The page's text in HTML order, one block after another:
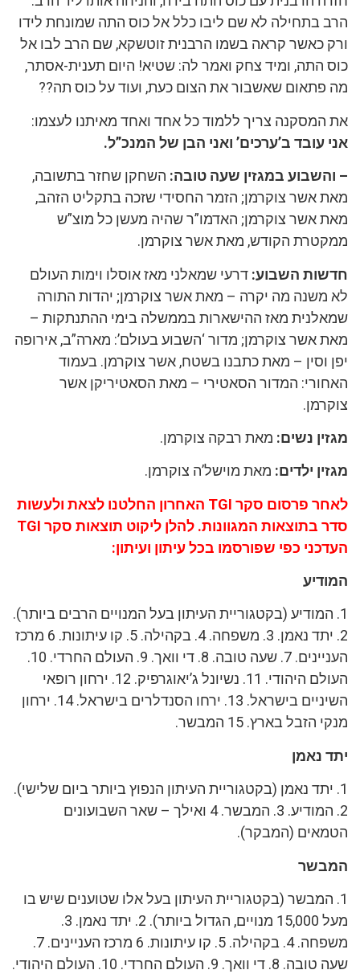
הרב בתחילה לא שם ליבו כלל אל כוס התה שמונחת לידו
ורק כאשר קראה בשמו הרבנית זוטשקא, שם הרב לבו אל
כוס התה, ומיד צחק ואמר לה: שטיא! היום תענית-אסתר,
מה פתאום שאשבור את הצום כעת, ועוד על כוס תה??
את המסקנה צריך ללמוד כל אחד ואחד מאיתנו לעצמו:
אני עובד ב’ערכים’ ואני הבן של המנכ”ל.
– והשבוע במגזין שעה טובה: השחקן שחזר בתשובה,
מאת אשר צוקרמן; הזמר החסידי שזכה בתקליט הזהב,
מאת אשר צוקרמן; האדמו”ר שהיה מעשן כל מוצ”ש
ממקטרת הקודש, מאת אשר צוקרמן.
חדשות השבוע: דרעי שמאלני מאז אוסלו וימות העולם
לא משנה מה יקרה – מאת אשר צוקרמן; יהדות התורה
שמאלנית מאז ההישארות בממשלה בימי ההתנתקות –
מאת אשר צוקרמן; מדור ‘השבוע בעולם’: מארה”ב, אירופה
יפן וסין – מאת כתבנו בשטח, אשר צוקרמן. בעמוד
האחורי: המדור הסאטירי – מאת הסאטיריקן אשר
צוקרמן.
מגזין נשים: מאת רבקה צוקרמן.
מגזין ילדים: מאת מוישל’ה צוקרמן.
לאחר פרסום סקר TGI האחרון החלטנו לצאת ולעשות
סדר בתוצאות המגוונות. להלן ליקוט תוצאות סקר TGI
העדכני כפי שפורסמו בכל עיתון ועיתון:
המודיע
1. המודיע (בקטגוריית העיתון בעל המנויים הרבים ביותר).
2. יתד נאמן. 3. משפחה. 4. בקהילה. 5. קו עיתונות. 6 מרכז
העניינים. 7. שעה טובה. 8. די וואך. 9. העולם החרדי. 10.
העולם היהודי. 11. נשיונל ג’יאוגרפיק. 12. ירחון רופאי
השיניים בישראל. 13. ירחו הסנדלרים בישראל. 14. ירחון
מנקי הזבל בארץ. 15 המבשר.
יתד נאמן
1. יתד נאמן (בקטגוריית העיתון הנפוץ ביותר ביום שלישי).
2. המודיע. 3. המבשר. 4 ואילך – שאר השבועונים
הטמאים (המבקר).
המבשר
1. המבשר (בקטגוריית העיתון בעל אלו שטוענים שיש בו
מעל 15,000 מנויים, הגדול ביותר). 2. יתד נאמן. 3.
משפחה. 4. בקהילה. 5. קו עיתונות. 6 מרכז העניינים. 7.
שעה טובה. 8. די וואך. 9. העולם החרדי. 10. העולם היהודי.